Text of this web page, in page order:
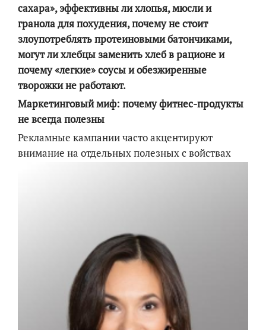
сахара», эффективны ли хлопья, мюсли и
гранола для похудения, почему не стоит
злоупотреблять протеиновыми батончиками,
могут ли хлебцы заменить хлеб в рационе и
почему «легкие» соусы и обезжиренные
творожки не работают.
Маркетинговый миф: почему фитнес-продукты
не всегда полезны
Рекламные кампании часто акцентируют
внимание на отдельных полезных с войствах